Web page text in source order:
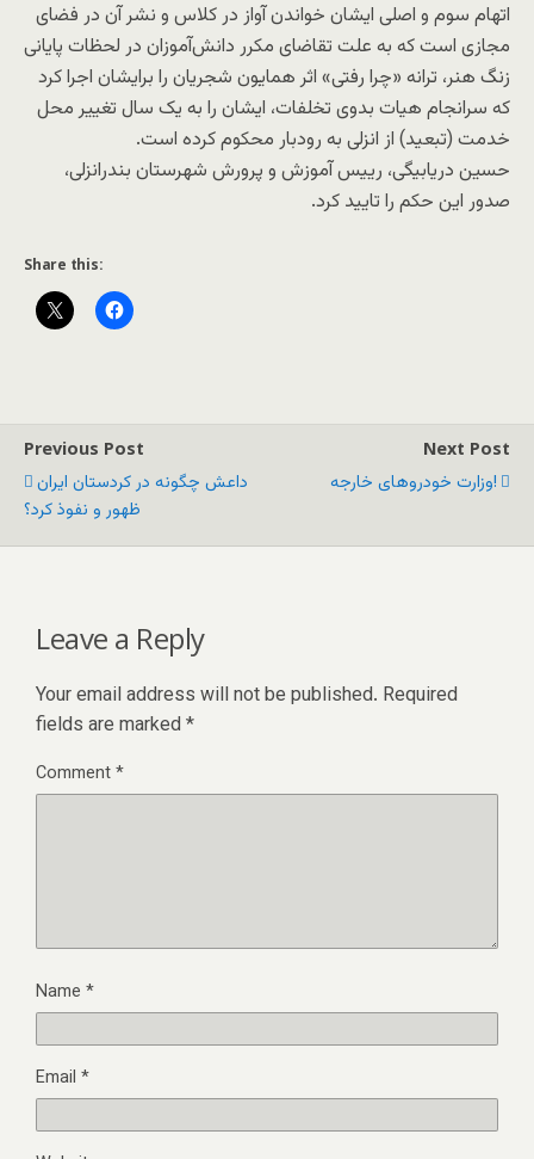
اتهام سوم و اصلی ایشان خواندن آواز در کلاس و نشر آن در فضای
مجازی است که به علت تقاضای مکرر دانش‌آموزان در لحظات پایانی
زنگ هنر، ترانه «چرا رفتی» اثر همایون شجریان را برایشان اجرا کرد
که سرانجام هیات بدوی تخلفات، ایشان را به یک سال تغییر محل
خدمت (تبعید) از انزلی به رودبار محکوم کرده است.
حسین دریابیگی، رییس آموزش و پرورش شهرستان بندرانزلی،
صدور این حکم را تایید کرد.
Share this:
Previous Post
داعش چگونه در کردستان ایران
ظهور و نفوذ کرد؟
Next Post
وزارت خودروهای خارجه!
Leave a Reply
Your email address will not be published. Required
fields are marked *
Comment*
Name *
Email *